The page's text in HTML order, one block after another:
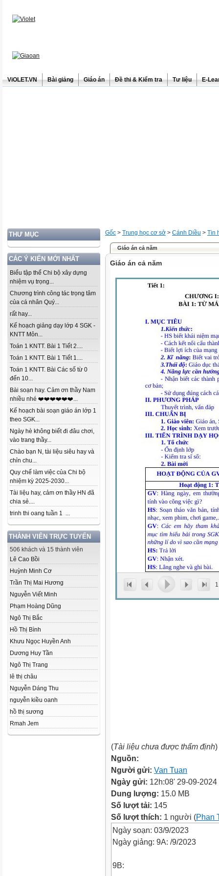
ViOLET.VN Bài giảng Giáo án Đề thi & Kiểm tra Tư liệu E-
THƯ MỤC
CÁC Ý KIẾN MỚI NHẤT
Biểu tập thể Chi bộ xây dựng
nhiệm vụ trọng...
Chương trình công tác trọng tâm
của cá nhân Quý...
rất hay...
Kế hoạch giảng dạy lớp 4 SGK -
KNTT Môn...
Toán 1 KNTT. Bài 1 Tiết 2....
Toán 1 KNTT. Bài 1 Tiết 1....
Toán 1 KNTT. Bài Các số từ 0
đến 10...
Bài soạn hay. Cảm ơn thầy Nam
nhiều nhé ❤️❤️❤️❤️❤️❤️...
Kế hoạch bài soạn giáo án lớp 1
theo SGK...
Ngày hè không biết đi đâu chơi,
vào trang thầy...
Chào bạn N, tài liệu siêu hay và
chỉn chu...
Quy chế làm việc của Chi bộ
nhiệm kỳ 2025-2030...
Tài liệu hay, cảm ơn thầy HN đã
chia sẻ....
trinh thi oang tuần 1 ...
THÀNH VIÊN TRỰC TUYẾN
506 khách và 15 thành viên
Lê Cao Bồi
Huỳnh Minh Cơ
Trần Thị Mai Hương
Nguyễn Viết Minh
Phạm Hoàng Dũng
Ngô Thị Bắc
Hồ Thị Bình
Khưu Ngọc Huyền Anh
Dương Huy Tần
Ngô Thị Trang
lê thị châu
Nguyễn Dáng Thu
nguyễn kiều oanh
hồ thị sương
Rmah Jem
Gốc > Trung học cơ sở > Cánh Diều > Tin
Giáo án cả năm
Giáo án cả năm
1
(Tài liệu chưa được thẩm định)
Nguồn:
Người gửi: Van Tuan
Ngày gửi: 12h:08' 29-09-2024
Dung lượng: 15.0 MB
Số lượt tải: 145
Số lượt thích: 1 người (Phan
Ngày soạn: 03/9/2023
Ngày giảng: 9A: /9/2023
9B: